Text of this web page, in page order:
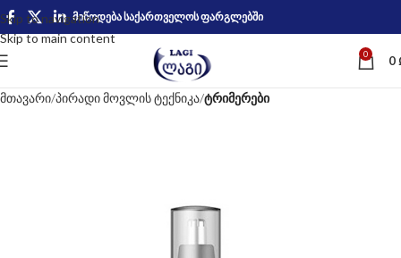
Skip to navigation
Skip to main content
მიწოდება საქართველოს ფარგლებში
0 0
მთავარი პირადი მოვლის ტექნიკა ტრიმერები